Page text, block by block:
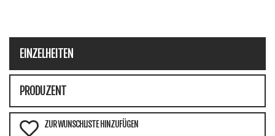
EINZELHEITEN
PRODUZENT
ZUR WUNSCHLISTE HINZUFÜGEN